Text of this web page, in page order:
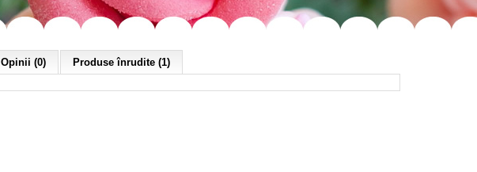
Opinii (0) Produse înrudite (1)